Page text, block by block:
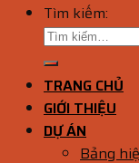
Tìm kiếm:
TRANG CHỦ
GIỚI THIỆU
DỰ ÁN
Bảng